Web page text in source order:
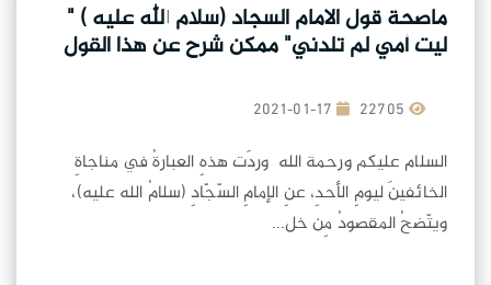
ماصحة قول الامام السجاد (سلام الله عليه ) "
ليت أمي لم تلدني" ممكن شرح عن هذا القول
2021-01-17
السلام عليكم ورحمة الله وردَت هذهِ العبارةُ في مناجاةِ
الخائفينَ ليومِ الأحدِ، عنِ الإمامِ السّجّادِ (سلامُ الله عليه)،
ويتّضحُ المقصودُ مِن خل...